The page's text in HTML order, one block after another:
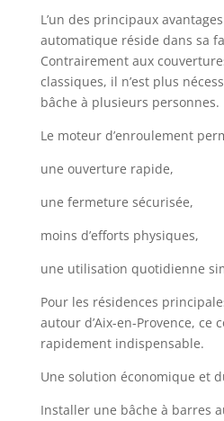
L’un des principaux
automatique réside dans sa
Contrairement aux
classiques, il n’est plus
bâche à plusieurs personnes.
Le moteur d’enroulement
une ouverture rapide,
une fermeture sécurisée,
moins d’efforts physiques,
une utilisation quotidienne
Pour les résidences
autour d’Aix-en-Provence, ce
rapidement indispensable.
Une solution économique et
Installer une bâche à barres